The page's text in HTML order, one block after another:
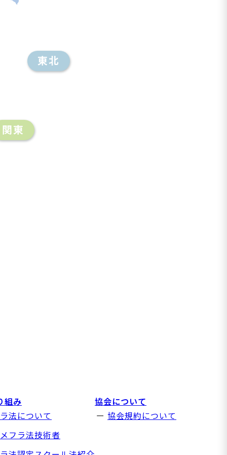
東北
関東
組み
法について
フラ法技術者
協会について
協会規約について